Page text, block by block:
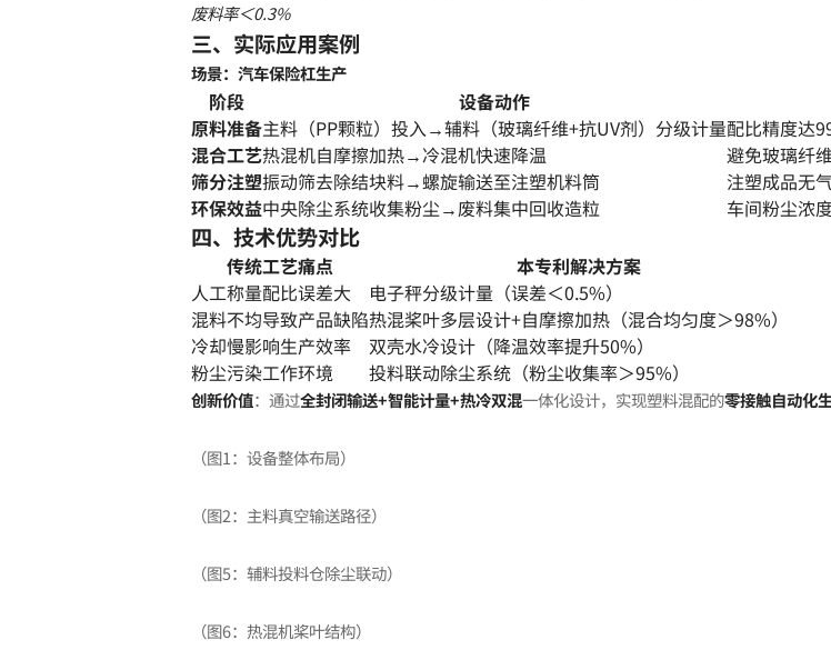
废料率＜0.3%
三、实际应用案例
场景：汽车保险杠生产
阶段 设备动作
原料准备主料（PP颗粒）投入→辅料（玻璃纤维+抗UV剂）分级计量配比精度达
混合工艺热混机自摩擦加热→冷混机快速降温
避免玻璃纤
筛分注塑振动筛去除结块料→螺旋输送至注塑机料筒
注塑成品无
环保效益中央除尘系统收集粉尘→废料集中回收造粒 车间粉尘浓
四、技术优势对比
传统工艺痛点
本专利解决方案
人工称量配比误差大
电子秤分级计量（误差＜0.5%）
混料不均导致产品缺陷热混桨叶多层设计+自摩擦加热（混合均匀度＞98%）
冷却慢影响生产效率
双壳水冷设计（降温效率提升50%）
粉尘污染工作环境
投料联动除尘系统（粉尘收集率＞95%）
创新价值：通过全封闭输送+智能计量+热冷双混一体化设计，实现塑料混配的零接触自动化
（图1：设备整体布局）
（图2：主料真空输送路径）
（图5：辅料投料仓除尘联动）
（图6：热混机桨叶结构）